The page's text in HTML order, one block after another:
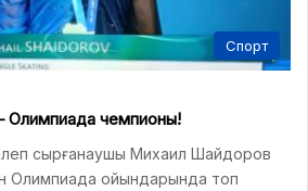
Спорт
чемпионы!
сырғанаушы Михаил Шайдоров
Олимпиада ойындарында топ